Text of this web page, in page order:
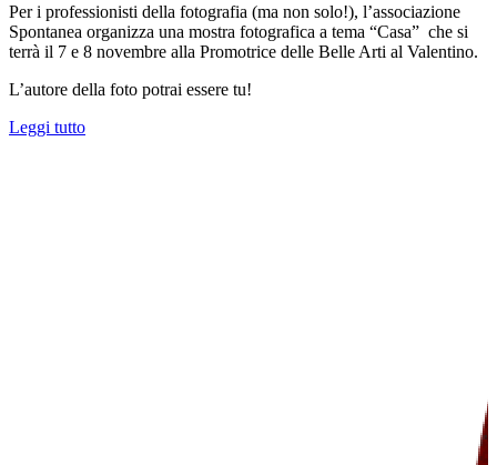
Per i professionisti della fotografia (ma non solo!), l’associazione
Spontanea organizza una mostra fotografica a tema “Casa” che si
terrà il 7 e 8 novembre alla Promotrice delle Belle Arti al Valentino.
L’autore della foto potrai essere tu!
Leggi tutto